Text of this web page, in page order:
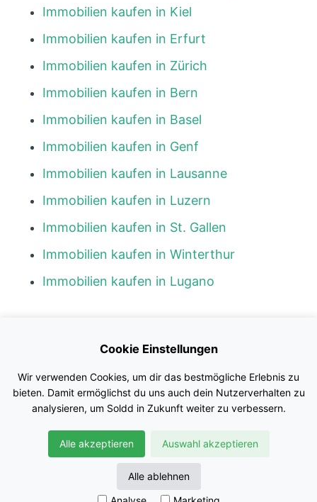
Immobilien kaufen in Kiel
Immobilien kaufen in Erfurt
Immobilien kaufen in Zürich
Immobilien kaufen in Bern
Immobilien kaufen in Basel
Immobilien kaufen in Genf
Immobilien kaufen in Lausanne
Immobilien kaufen in Luzern
Immobilien kaufen in St. Gallen
Immobilien kaufen in Winterthur
Immobilien kaufen in Lugano
Impressum
Nutzungsbedingungen
Datenschutz
© Soldd GmbH
Cookie Einstellungen
Wir verwenden Cookies, um dir das bestmögliche Erlebnis zu
bieten. Damit ermöglichst du uns auch dein Nutzerverhalten zu
analysieren, um Soldd in Zukunft weiter zu verbessern.
Alle akzeptieren Auswahl akzeptieren
Alle ablehnen